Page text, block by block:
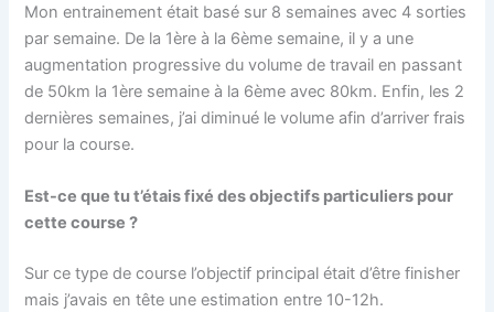
Mon entrainement était basé sur 8 semaines avec 4 sorties
par semaine. De la 1ère à la 6ème semaine, il y a une
augmentation progressive du volume de travail en passant
de 50km la 1ère semaine à la 6ème avec 80km. Enfin, les 2
dernières semaines, j’ai diminué le volume afin d’arriver frais
pour la course.
Est-ce que tu t’étais fixé des objectifs particuliers pour
cette course ?
Sur ce type de course l’objectif principal était d’être finisher
mais j’avais en tête une estimation entre 10-12h.